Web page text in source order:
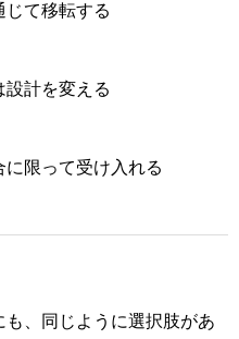
て移転する
計を変える
限って受け入れる
、同じように選択肢があ